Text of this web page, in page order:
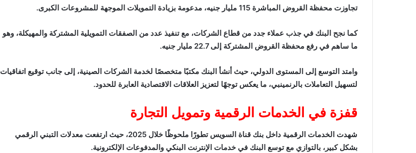
تجاوزت محفظة القروض المباشرة 115 مليار جنيه، مدعومة بزيادة التمويلات الموجهة للمشروعات الكبرى.
كما نجح البنك في جذب عملاء جدد من قطاع الشركات، مع تنفيذ عدد من الصفقات التمويلية المشتركة والمهيكلة، وهو
ما ساهم في رفع محفظة القروض المشتركة إلى 22.7 مليار جنيه.
وامتد التوسع إلى المستوى الدولي، حيث أنشأ البنك مكتبًا متخصصًا لخدمة الشركات الصينية، إلى جانب توقيع اتفاقيات
لتسهيل التعاملات بالرنمينبي، ما يعكس توجهًا لتعزيز العلاقات الاقتصادية العابرة للحدود.
قفزة في الخدمات الرقمية وتمويل التجارة
شهدت الخدمات الرقمية داخل بنك قناة السويس تطورًا ملحوظًا خلال 2025، حيث ارتفعت معدلات التبني الرقمي
بشكل كبير، بالتوازي مع توسع البنك في خدمات الإنترنت البنكي والمدفوعات الإلكترونية.